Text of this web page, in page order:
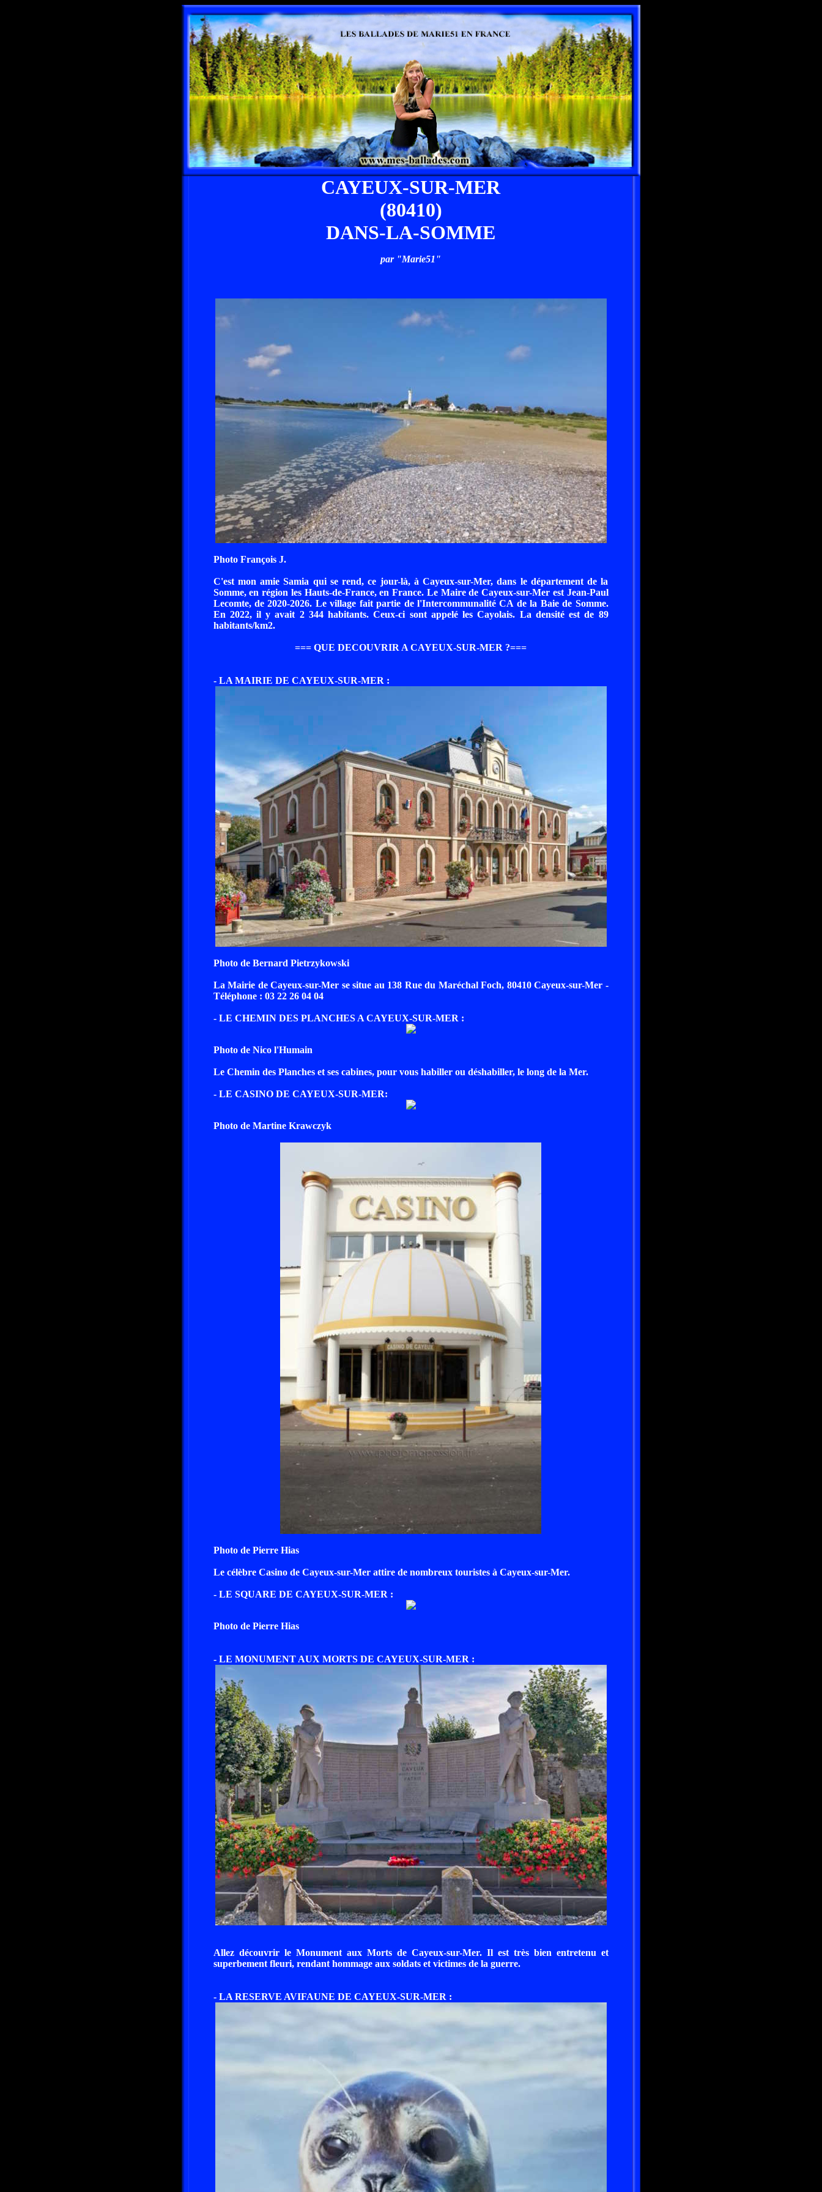
CAYEUX-SUR-MER
(80410)
DANS-LA-SOMME
par "Marie51"
Photo François J.
C'est mon amie Samia qui se rend, ce jour-là, à Cayeux-sur-Mer, dans le département de la
Somme, en région les Hauts-de-France, en France. Le Maire de Cayeux-sur-Mer est Jean-Paul
Lecomte, de 2020-2026. Le village fait partie de l'Intercommunalité CA de la Baie de Somme.
En 2022, il y avait 2 344 habitants. Ceux-ci sont appelé les Cayolais. La densité est de 89
habitants/km2.
=== QUE DECOUVRIR A CAYEUX-SUR-MER ?===
- LA MAIRIE DE CAYEUX-SUR-MER :
Photo de Bernard Pietrzykowski
La Mairie de Cayeux-sur-Mer se situe au 138 Rue du Maréchal Foch, 80410 Cayeux-sur-Mer -
Téléphone : 03 22 26 04 04
- LE CHEMIN DES PLANCHES A CAYEUX-SUR-MER :
Photo de Nico l'Humain
Le Chemin des Planches et ses cabines, pour vous habiller ou déshabiller, le long de la Mer.
- LE CASINO DE CAYEUX-SUR-MER:
Photo de Martine Krawczyk
Photo de Pierre Hias
Le célèbre Casino de Cayeux-sur-Mer attire de nombreux touristes à Cayeux-sur-Mer.
- LE SQUARE DE CAYEUX-SUR-MER :
Photo de Pierre Hias
- LE MONUMENT AUX MORTS DE CAYEUX-SUR-MER :
Allez découvrir le Monument aux Morts de Cayeux-sur-Mer. Il est très bien entretenu et
superbement fleuri, rendant hommage aux soldats et victimes de la guerre.
- LA RESERVE AVIFAUNE DE CAYEUX-SUR-MER :